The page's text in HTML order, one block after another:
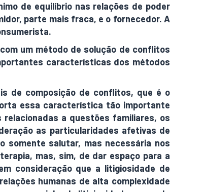
de equilíbrio nas relações de poder
parte mais fraca, e o fornecedor. A
um método de solução de conflitos
características dos métodos
de composição de conflitos, que é o
essa característica tão importante
a questões familiares, os
as particularidades afetivas de
somente salutar, mas necessária nos
mas, sim, de dar espaço para a
consideração que a litigiosidade de
humanas de alta complexidade